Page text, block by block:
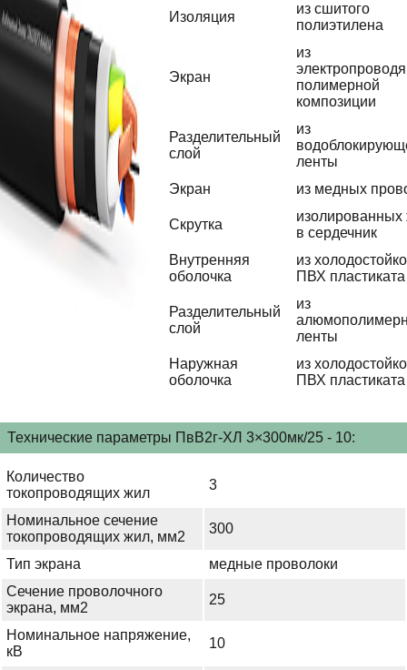
Изоляция
из сшитого
полиэтилена
Экран
из
полимерной
композиции
Разделительный
слой
из
ленты
Экран
из медных
Скрутка
изолированных
в сердечник
Внутренняя
оболочка
из
ПВХ пластиката
Разделительный
слой
из
ленты
Наружная
оболочка
из
ПВХ пластиката
Технические параметры ПвВ2г-ХЛ 3×300мк/25 - 10:
Количество
токопроводящих жил
3
Номинальное сечение
токопроводящих жил, мм2
300
Тип экрана
медные проволоки
Сечение проволочного
экрана, мм2
25
Номинальное напряжение,
кВ
10